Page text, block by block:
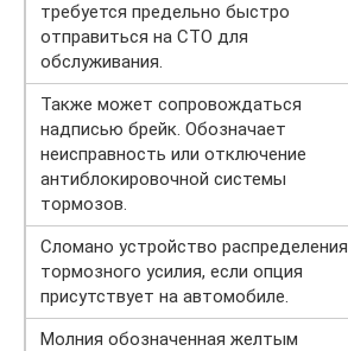
требуется предельно быстро
отправиться на СТО для
обслуживания.
Также может сопровождаться
надписью брейк. Обозначает
неисправность или отключение
антиблокировочной системы
тормозов.
Сломано устройство распределения
тормозного усилия, если опция
присутствует на автомобиле.
Молния обозначенная желтым